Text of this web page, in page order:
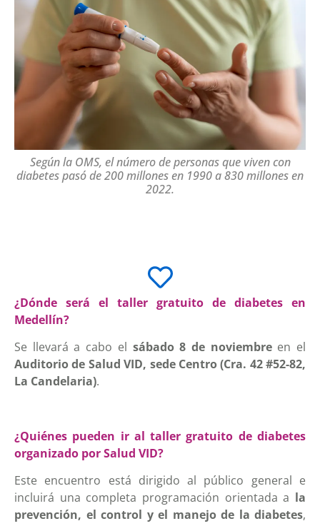
Según la OMS, el número de personas que viven con
diabetes pasó de 200 millones en 1990 a 830 millones en
2022.
¿Dónde será el taller gratuito de diabetes en
Medellín?
Se llevará a cabo el sábado 8 de noviembreen el
Auditorio de Salud VID, sede Centro (Cra. 42 #52-82,
La Candelaria).
¿Quiénes pueden ir al taller gratuito de diabetes
organizado por Salud VID?
Este encuentro está dirigido al público general e
incluirá una completa programación orientada a la
prevención, el control y el manejo de la diabetes,